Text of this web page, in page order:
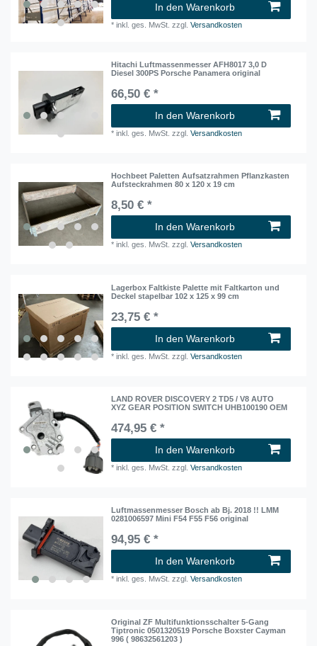
In den Warenkorb
*inkl. ges. MwSt. zzgl.Versandkosten
Hitachi Luftmassenmesser AFH8017 3,0 D
Diesel 300PS Porsche Panamera original
66,50 € *
In den Warenkorb
*inkl. ges. MwSt. zzgl.Versandkosten
Hochbeet Paletten Aufsatzrahmen Pflanzkasten
Aufsteckrahmen 80 x 120 x 19 cm
8,50 € *
In den Warenkorb
*inkl. ges. MwSt. zzgl.Versandkosten
Lagerbox Faltkiste Palette mit Faltkarton und
Deckel stapelbar 102 x 125 x 99 cm
23,75 € *
In den Warenkorb
*inkl. ges. MwSt. zzgl.Versandkosten
LAND ROVER DISCOVERY 2 TD5 / V8 AUTO
XYZ GEAR POSITION SWITCH UHB100190 OEM
474,95 € *
In den Warenkorb
*inkl. ges. MwSt. zzgl.Versandkosten
Luftmassenmesser Bosch ab Bj. 2018 !! LMM
0281006597 Mini F54 F55 F56 original
94,95 € *
In den Warenkorb
*inkl. ges. MwSt. zzgl.Versandkosten
Original ZF Multifunktionsschalter 5-Gang
Tiptronic 0501320519 Porsche Boxster Cayman
996 ( 98632561203 )